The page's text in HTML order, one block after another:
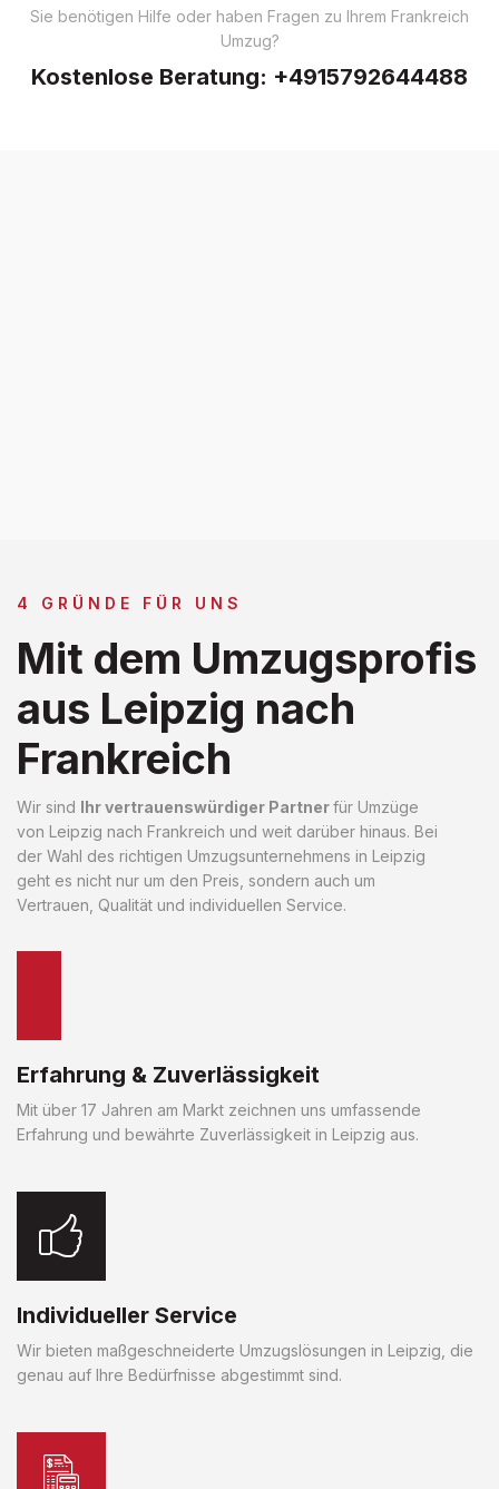
Sie benötigen Hilfe oder haben Fragen zu Ihrem Frankreich
Umzug?
Kostenlose Beratung: +4915792644488
4 GRÜNDE FÜR UNS
Mit dem Umzugsprofis
aus Leipzig nach
Frankreich
Wir sind Ihr vertrauenswürdiger Partnerfür Umzüge
von Leipzig nach Frankreich und weit darüber hinaus. Bei
der Wahl des richtigen Umzugsunternehmens in Leipzig
geht es nicht nur um den Preis, sondern auch um
Vertrauen, Qualität und individuellen Service.
Erfahrung & Zuverlässigkeit
Mit über 17 Jahren am Markt zeichnen uns umfassende
Erfahrung und bewährte Zuverlässigkeit in Leipzig aus.
Individueller Service
Wir bieten maßgeschneiderte Umzugslösungen in Leipzig, die
genau auf Ihre Bedürfnisse abgestimmt sind.